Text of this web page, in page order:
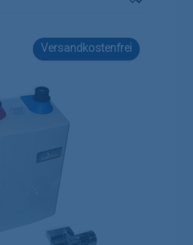
Versandkostenfrei